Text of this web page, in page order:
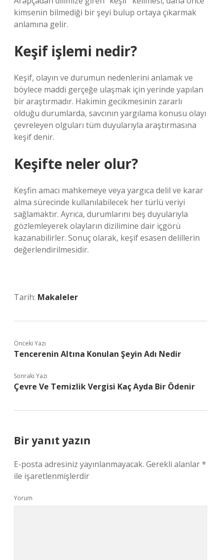
kimsenin bilmediği bir şeyi bulup ortaya çıkarmak
anlamına gelir.
Keşif işlemi nedir?
Keşif, olayın ve durumun nedenlerini anlamak ve
böylece maddi gerçeğe ulaşmak için yerinde yapılan
bir araştırmadır. Hakimin gecikmesinin zararlı
olduğu durumlarda, savcının yargılama konusu olayı
çevreleyen olguları tüm duyularıyla araştırmasına
keşif denir.
Keşifte neler olur?
Keşfin amacı mahkemeye veya yargıca delil ve karar
alma sürecinde kullanılabilecek her türlü veriyi
sağlamaktır. Ayrıca, durumlarını beş duyularıyla
gözlemleyerek olayların dizilimine dair içgörü
kazanabilirler. Sonuç olarak, keşif esasen delillerin
değerlendirilmesidir.
Tarih: Makaleler
Önceki Yazı
Tencerenin Altına Konulan Şeyin Adı Nedir
Sonraki Yazı
Çevre Ve Temizlik Vergisi Kaç Ayda Bir Ödenir
Bir yanıt yazın
E-posta adresiniz yayınlanmayacak. Gerekli alanlar*
ile işaretlenmişlerdir
Yorum